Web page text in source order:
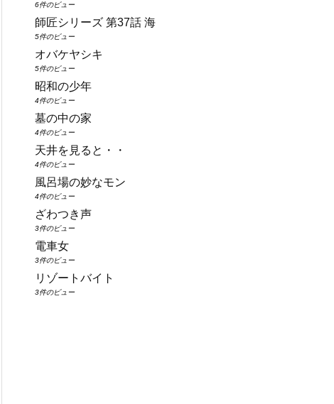
6件のビュー
師匠シリーズ 第37話 海
5件のビュー
オバケヤシキ
5件のビュー
昭和の少年
4件のビュー
墓の中の家
4件のビュー
天井を見ると・・
4件のビュー
風呂場の妙なモン
4件のビュー
ざわつき声
3件のビュー
電車女
3件のビュー
リゾートバイト
3件のビュー